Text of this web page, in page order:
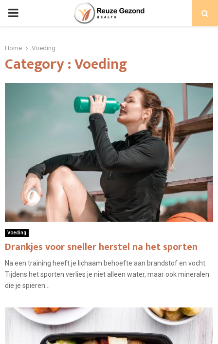
PRIMARY
Home Voeding
Category : Voeding
Voeding
Drankjes voor sneller herstel na het sporten
Na een training heeft je lichaam behoefte aan brandstof en vocht.
Tijdens het sporten verlies je niet alleen water, maar ook mineralen
die je spieren...